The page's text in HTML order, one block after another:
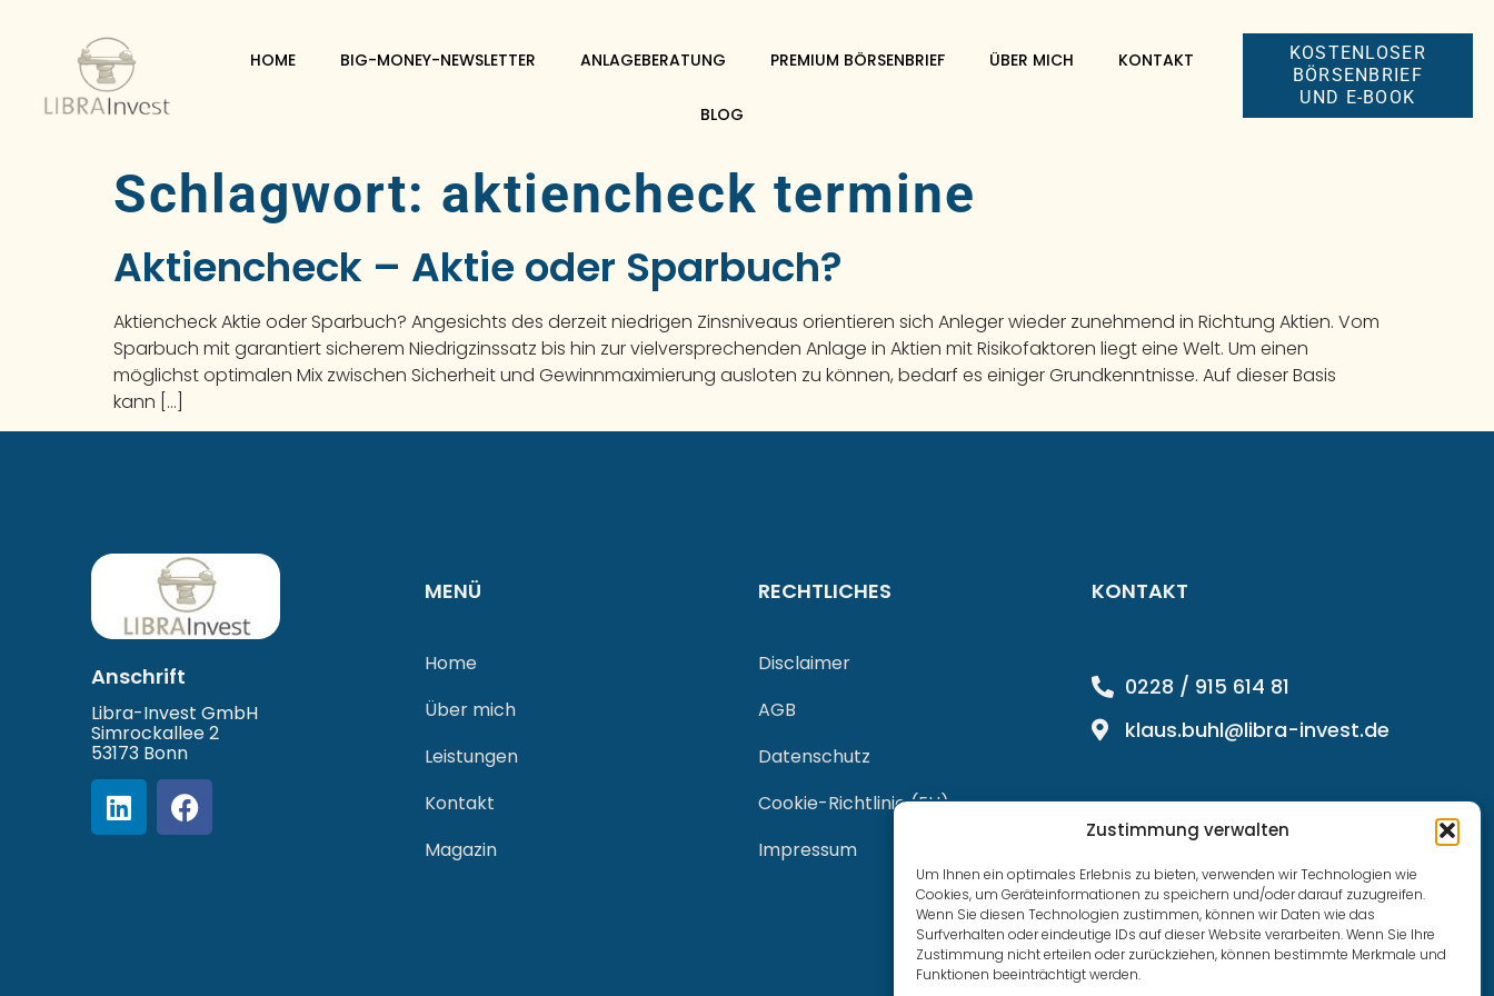
Zustimmung verwalten
Um Ihnen ein optimales Erlebnis zu bieten, verwenden wir Technologien wie
Cookies, um Geräteinformationen zu speichern und/oder darauf zuzugreifen.
Wenn Sie diesen Technologien zustimmen, können wir Daten wie das
Surfverhalten oder eindeutige IDs auf dieser Website verarbeiten. Wenn Sie Ihre
Zustimmung nicht erteilen oder zurückziehen, können bestimmte Merkmale und
Funktionen beeinträchtigt werden.
HOME BIG-MONEY-NEWSLETTER ANLAGEBERATUNG PREMIUM BÖRSENBRIEF ÜBER MICH KONTAKT
BLOG
KOSTENLOSER
BÖRSENBRIEF
UND E-BOOK
Schlagwort: aktiencheck termine
Aktiencheck – Aktie oder Sparbuch?
Aktiencheck Aktie oder Sparbuch? Angesichts des derzeit niedrigen Zinsniveaus orientieren sich Anleger wieder zunehmend in Richtung Aktien. Vom
Sparbuch mit garantiert sicherem Niedrigzinssatz bis hin zur vielversprechenden Anlage in Aktien mit Risikofaktoren liegt eine Welt. Um einen
möglichst optimalen Mix zwischen Sicherheit und Gewinnmaximierung ausloten zu können, bedarf es einiger Grundkenntnisse. Auf dieser Basis
kann […]
Anschrift
Libra-Invest GmbH
Simrockallee 2
53173 Bonn
MENÜ
Home
Über mich
Leistungen
Kontakt
Magazin
RECHTLICHES
Disclaimer
AGB
Datenschutz
Cookie-Richtlinie (EU)
Impressum
KONTAKT
0228 / 915 614 81
klaus.buhl@libra-invest.de